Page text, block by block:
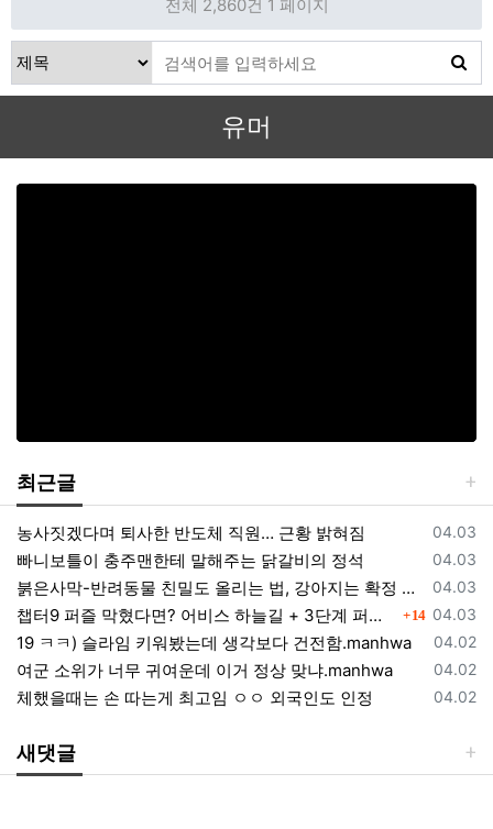
전체 2,860건 1 페이지
유머
최근글
등록일
04.03
농사짓겠다며 퇴사한 반도체 직원… 근황 밝혀짐
등록일
04.03
빠니보틀이 충주맨한테 말해주는 닭갈비의 정석
등록일
04.03
붉은사막-반려동물 친밀도 올리는 법, 강아지는 확정 고양이는 조건 확인
등록일
04.03
챕터9 퍼즐 막혔다면? 어비스 하늘길 + 3단계 퍼즐 공략 순서 정리 (길찾기 포함) 댓글
14
등록일
04.02
19 ㅋㅋ) 슬라임 키워봤는데 생각보다 건전함.manhwa
등록일
04.02
여군 소위가 너무 귀여운데 이거 정상 맞냐.manhwa
등록일
04.02
체했을때는 손 따는게 최고임 ㅇㅇ 외국인도 인정
새댓글